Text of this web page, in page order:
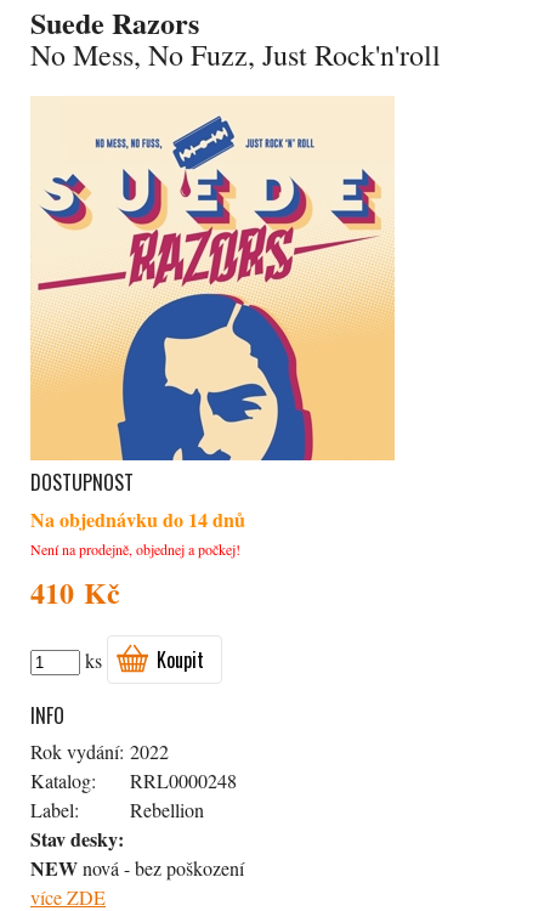
Suede Razors
No Mess, No Fuzz, Just Rock'n'roll
DOSTUPNOST
Na objednávku do 14 dnů
Není na prodejně, objednej a počkej!
410 Kč
ks
Koupit
INFO
Rok vydání: 2022
Katalog:
RRL0000248
Label:
Rebellion
Stav desky:
NEWnová - bez poškození
více ZDE